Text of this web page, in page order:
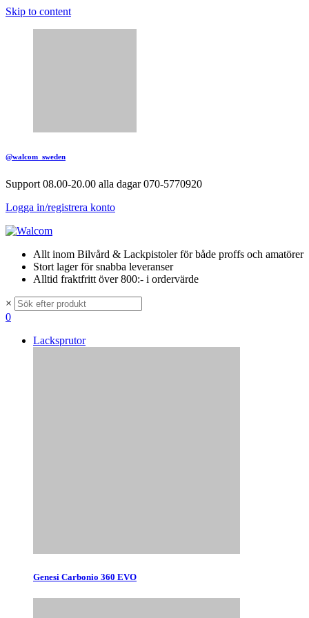
Skip to content
@walcom_sweden
Support 08.00-20.00 alla dagar 070-5770920
Logga in/registrera konto
Allt inom Bilvård & Lackpistoler för både proffs och amatörer
Stort lager för snabba leveranser
Alltid fraktfritt över 800:- i ordervärde
×
0
Lacksprutor
Genesi Carbonio 360 EVO